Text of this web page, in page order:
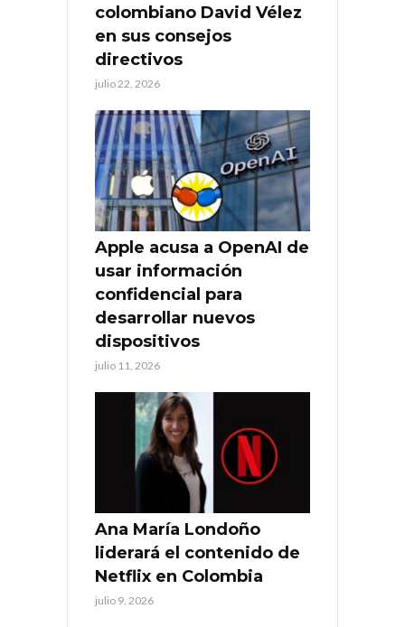
colombiano David Vélez
en sus consejos
directivos
julio 22, 2026
Apple acusa a OpenAI de
usar información
confidencial para
desarrollar nuevos
dispositivos
julio 11, 2026
Ana María Londoño
liderará el contenido de
Netflix en Colombia
julio 9, 2026